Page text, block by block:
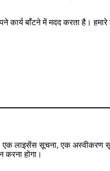
बाँटने में मदद करता है।
एक लाइसेंस सूचना, एक
करना होगा।